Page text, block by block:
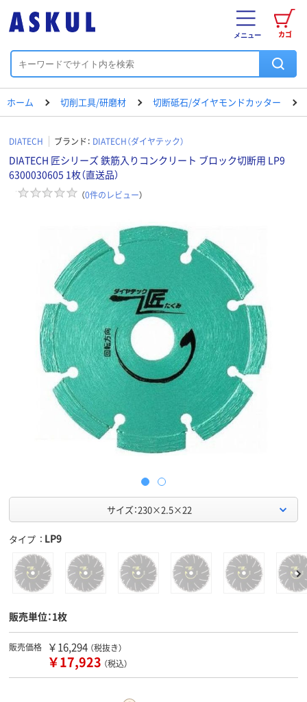
カゴ
メニュー
ホーム 切削工具/研磨材 切断砥石/ダイヤモンドカッター
DIATECH ブランド： DIATECH（ダイヤテック）
DIATECH 匠シリーズ 鉄筋入りコンクリート ブロック切断用 LP9
6300030605 1枚（直送品）
（0件のレビュー）
サイズ：230×2.5×22
タイプ LP9
販売単位：1枚
販売価格 ￥16,294 （税抜き）
￥17,923 （税込）